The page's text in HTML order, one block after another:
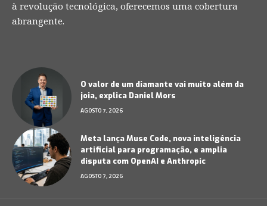
à revolução tecnológica, oferecemos uma cobertura
abrangente.
O valor de um diamante vai muito além da
joia, explica Daniel Mors
AGOSTO 7, 2026
Meta lança Muse Code, nova inteligência
artificial para programação, e amplia
disputa com OpenAI e Anthropic
AGOSTO 7, 2026